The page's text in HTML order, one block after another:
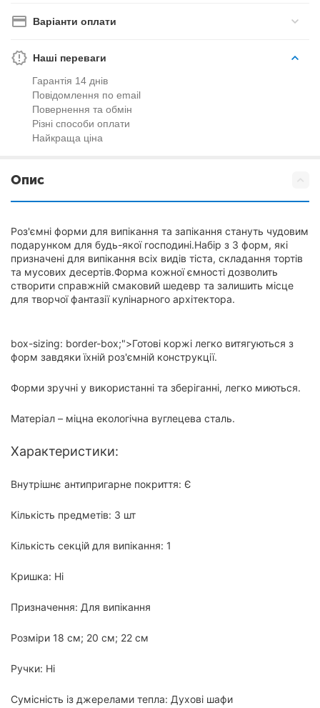
Варіанти оплати
Наші переваги
Гарантія 14 днів
Повідомлення по email
Повернення та обмін
Різні способи оплати
Найкраща ціна
Опис
Роз'ємні форми для випікання та запікання стануть чудовим
подарунком для будь-якої господині.Набір з 3 форм, які
призначені для випікання всіх видів тіста, складання тортів
та мусових десертів.Форма кожної ємності дозволить
створити справжній смаковий шедевр та залишить місце
для творчої фантазії кулінарного архітектора.
box-sizing: border-box;">Готові коржі легко витягуються з
форм завдяки їхній роз'ємній конструкції.
Форми зручні у використанні та зберіганні, легко миються.
Матеріал – міцна екологічна вуглецева сталь.
Характеристики:
Внутрішнє антипригарне покриття: Є
Кількість предметів: 3 шт
Кількість секцій для випікання: 1
Кришка: Ні
Призначення: Для випікання
Розміри 18 см; 20 см; 22 см
Ручки: Ні
Сумісність із джерелами тепла: Духові шафи